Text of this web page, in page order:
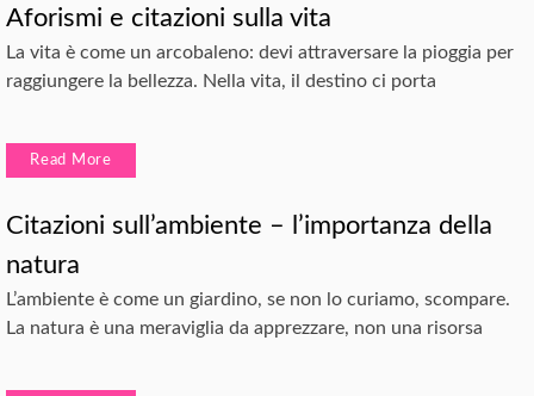
Aforismi e citazioni sulla vita
La vita è come un arcobaleno: devi attraversare la pioggia per
raggiungere la bellezza. Nella vita, il destino ci porta
Read More
Citazioni sull’ambiente – l’importanza della
natura
L’ambiente è come un giardino, se non lo curiamo, scompare.
La natura è una meraviglia da apprezzare, non una risorsa